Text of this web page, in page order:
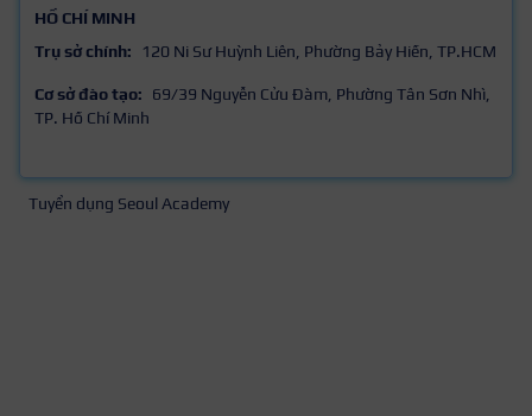
HỒ CHÍ MINH
Trụ sở chính:
120 Ni Sư Huỳnh Liên, Phường Bảy Hiền, TP.HCM
Cơ sở đào tạo:
69/39 Nguyễn Cửu Đàm, Phường Tân Sơn Nhì,
TP. Hồ Chí Minh
Tuyển dụng Seoul Academy